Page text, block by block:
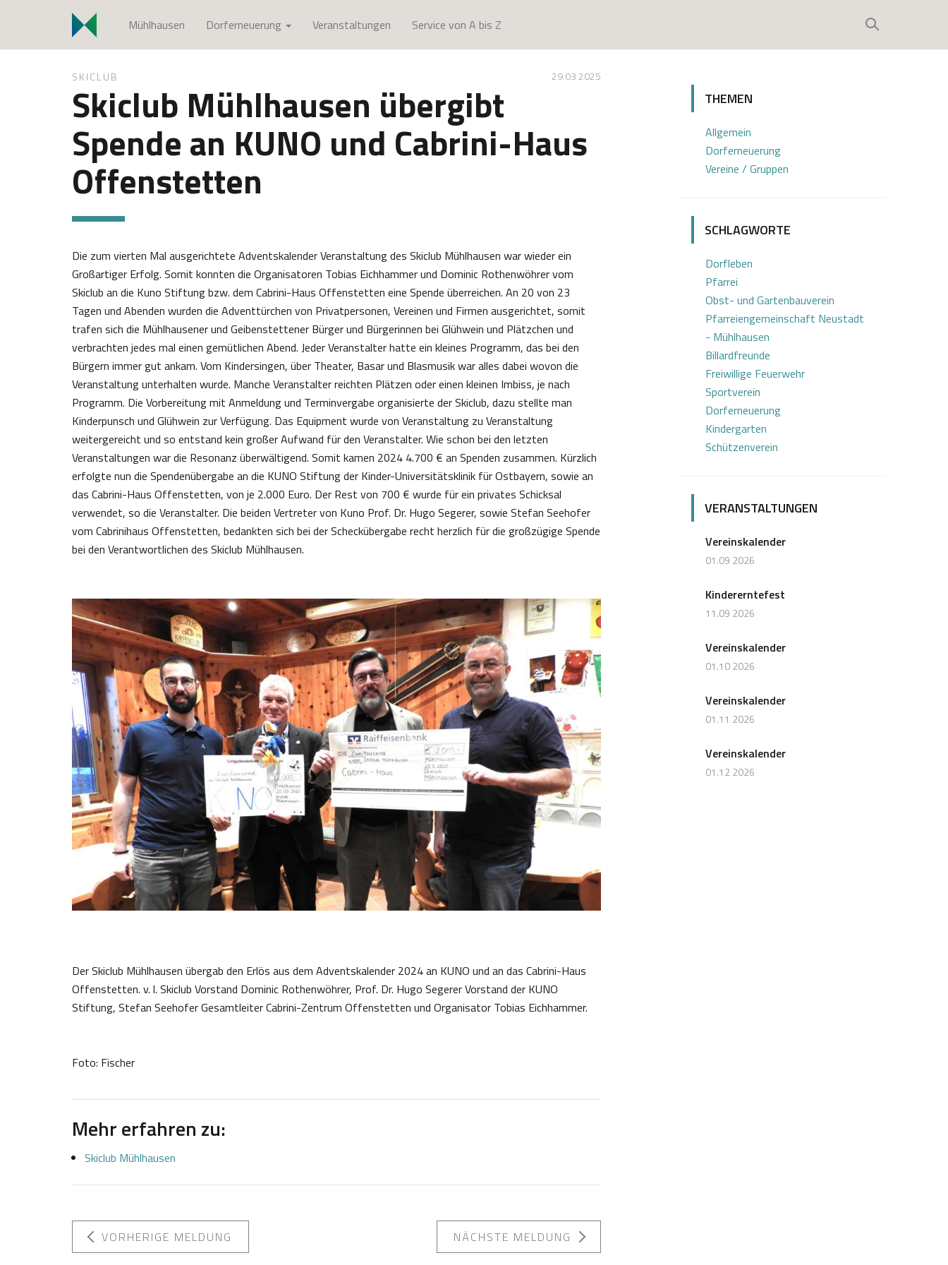
i
Mühlhausen Dorferneuerung Veranstaltungen Service von A bis Z
SKICLUB 29.03 2025
Skiclub Mühlhausen übergibt
Spende an KUNO und Cabrini-Haus
Offenstetten
Die zum vierten Mal ausgerichtete Adventskalender Veranstaltung des Skiclub Mühlhausen war wieder ein
Großartiger Erfolg. Somit konnten die Organisatoren Tobias Eichhammer und Dominic Rothenwöhrer vom
Skiclub an die Kuno Stiftung bzw. dem Cabrini-Haus Offenstetten eine Spende überreichen. An 20 von 23
Tagen und Abenden wurden die Adventtürchen von Privatpersonen, Vereinen und Firmen ausgerichtet, somit
trafen sich die Mühlhausener und Geibenstettener Bürger und Bürgerinnen bei Glühwein und Plätzchen und
verbrachten jedes mal einen gemütlichen Abend. Jeder Veranstalter hatte ein kleines Programm, das bei den
Bürgern immer gut ankam. Vom Kindersingen, über Theater, Basar und Blasmusik war alles dabei wovon die
Veranstaltung unterhalten wurde. Manche Veranstalter reichten Plätzen oder einen kleinen Imbiss, je nach
Programm. Die Vorbereitung mit Anmeldung und Terminvergabe organisierte der Skiclub, dazu stellte man
Kinderpunsch und Glühwein zur Verfügung. Das Equipment wurde von Veranstaltung zu Veranstaltung
weitergereicht und so entstand kein großer Aufwand für den Veranstalter. Wie schon bei den letzten
Veranstaltungen war die Resonanz überwältigend. Somit kamen 2024 4.700 € an Spenden zusammen. Kürzlich
erfolgte nun die Spendenübergabe an die KUNO Stiftung der Kinder-Universitätsklinik für Ostbayern, sowie an
das Cabrini-Haus Offenstetten, von je 2.000 Euro. Der Rest von 700 € wurde für ein privates Schicksal
verwendet, so die Veranstalter. Die beiden Vertreter von Kuno Prof. Dr. Hugo Segerer, sowie Stefan Seehofer
vom Cabrinihaus Offenstetten, bedankten sich bei der Scheckübergabe recht herzlich für die großzügige Spende
bei den Verantwortlichen des Skiclub Mühlhausen.
Der Skiclub Mühlhausen übergab den Erlös aus dem Adventskalender 2024 an KUNO und an das Cabrini-Haus
Offenstetten. v. l. Skiclub Vorstand Dominic Rothenwöhrer, Prof. Dr. Hugo Segerer Vorstand der KUNO
Stiftung, Stefan Seehofer Gesamtleiter Cabrini-Zentrum Offenstetten und Organisator Tobias Eichhammer.
Foto: Fischer
Mehr erfahren zu:
Skiclub Mühlhausen
VORHERIGE MELDUNG
NÄCHSTE MELDUNG
THEMEN
Allgemein
Dorferneuerung
Vereine / Gruppen
SCHLAGWORTE
Dorfleben
Pfarrei
Obst- und Gartenbauverein
Pfarreiengemeinschaft Neustadt
- Mühlhausen
Billardfreunde
Freiwillige Feuerwehr
Sportverein
Dorferneuerung
Kindergarten
Schützenverein
VERANSTALTUNGEN
Vereinskalender
01.09 2026
Kindererntefest
11.09 2026
Vereinskalender
01.10 2026
Vereinskalender
01.11 2026
Vereinskalender
01.12 2026